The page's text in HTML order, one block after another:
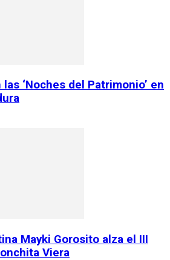
‘Noches del Patrimonio’ en
Mayki Gorosito alza el III
Viera